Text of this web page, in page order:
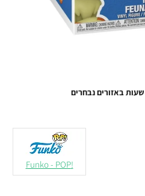
!Funko - POP